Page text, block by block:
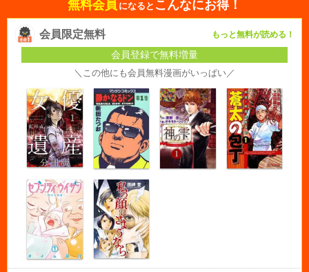
無料会員 になると こんなにお得！
会員限定無料 もっと無料が読める！
会員登録で無料増量
＼この他にも会員無料漫画がいっぱい／